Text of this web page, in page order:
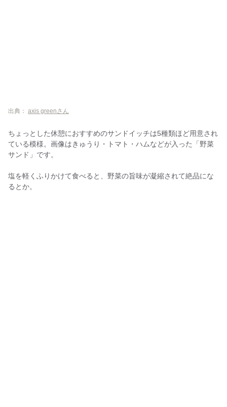
出典： axis greenさん
ちょっとした休憩におすすめのサンドイッチは5種類ほど用意され
ている模様。画像はきゅうり・トマト・ハムなどが入った「野菜
サンド」です。
塩を軽くふりかけて食べると、野菜の旨味が凝縮されて絶品にな
るとか。